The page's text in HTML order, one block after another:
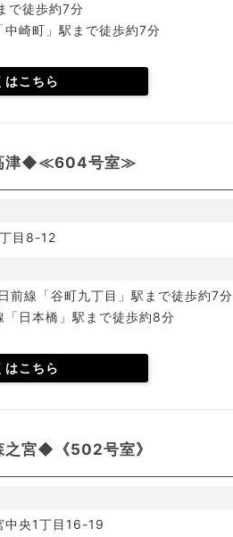
で徒歩約7分
中崎町」駅まで徒歩約7分
はこちら
津◆≪604号室≫
目8-12
前線「谷町九丁目」駅まで徒歩約7分
「日本橋」駅まで徒歩約8分
はこちら
宮◆《502号室》
中央1丁目16-19